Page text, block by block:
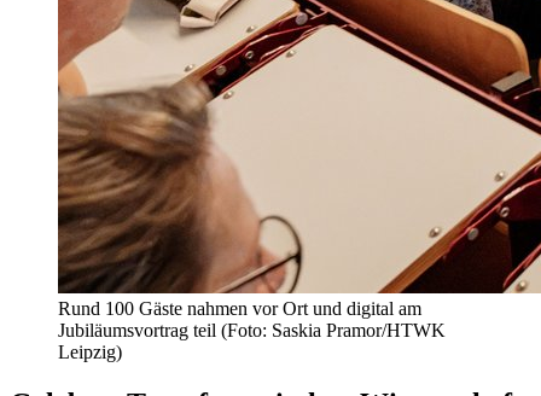
Rund 100 Gäste nahmen vor Ort und digital am
Jubiläumsvortrag teil (Foto: Saskia Pramor/HTWK
Leipzig)